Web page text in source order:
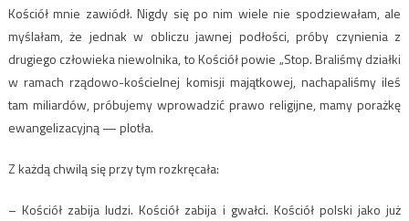
Kościół mnie zawiódł. Nigdy się po nim wiele nie spodziewałam, ale
myślałam, że jednak w obliczu jawnej podłości, próby czynienia z
drugiego człowieka niewolnika, to Kościół powie „Stop. Braliśmy działki
w ramach rządowo-kościelnej komisji majątkowej, nachapaliśmy ileś
tam miliardów, próbujemy wprowadzić prawo religijne, mamy porażkę
ewangelizacyjną — plotła.
Z każdą chwilą się przy tym rozkręcała:
– Kościół zabija ludzi. Kościół zabija i gwałci. Kościół polski jako już